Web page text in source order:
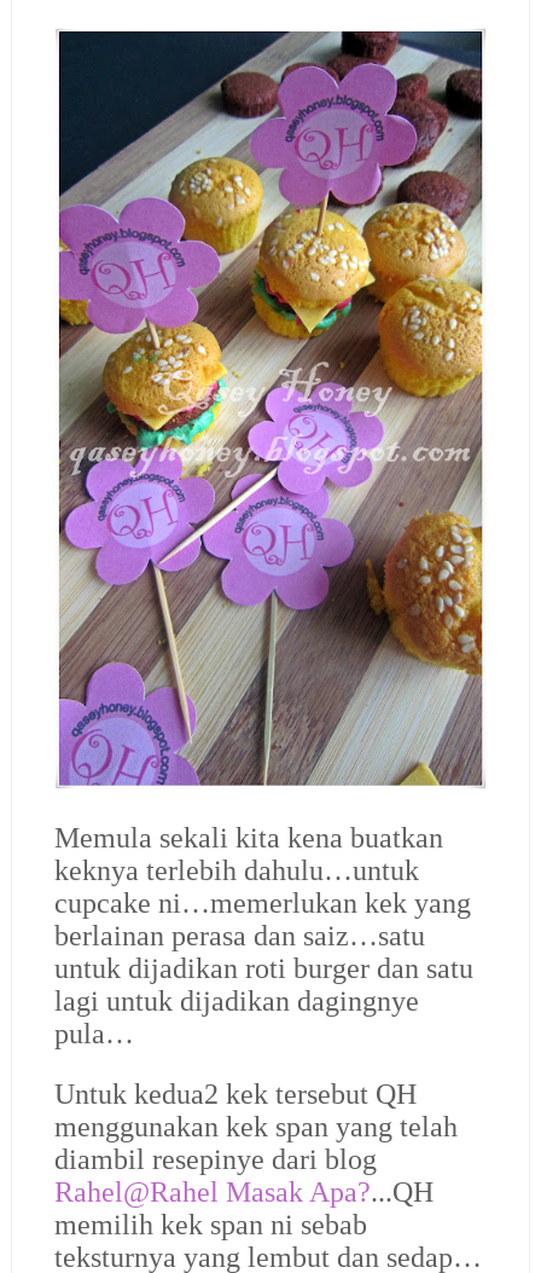
Memula sekali kita kena buatkan
keknya terlebih dahulu…untuk
cupcake ni…memerlukan kek yang
berlainan perasa dan saiz…satu
untuk dijadikan roti burger dan satu
lagi untuk dijadikan dagingnye
pula…
Untuk kedua2 kek tersebut QH
menggunakan kek span yang telah
diambil resepinye dari blog
Rahel@Rahel Masak Apa?...QH
memilih kek span ni sebab
teksturnya yang lembut dan sedap…